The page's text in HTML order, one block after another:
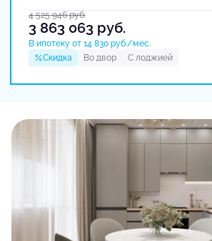
4 525 946руб.
3 863 063 руб.
В ипотеку от 14 830 руб./мес.
Скидка
Во двор С лоджией